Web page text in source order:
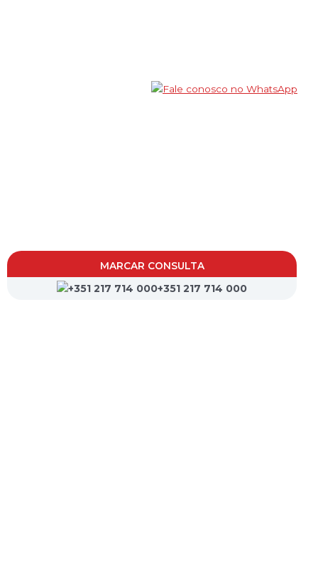
MARCAR CONSULTA
+351 217 714 000